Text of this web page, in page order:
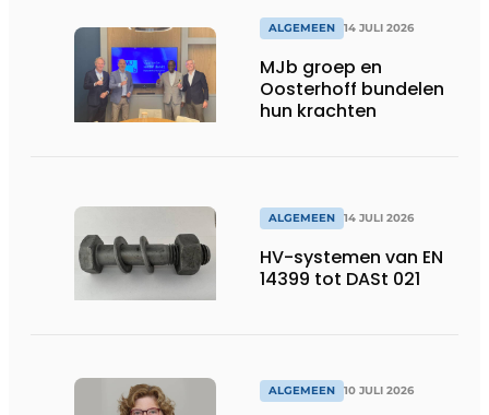
ALGEMEEN 14 JULI 2026
MJb groep en
Oosterhoff bundelen
hun krachten
ALGEMEEN 14 JULI 2026
HV-systemen van EN
14399 tot DASt 021
ALGEMEEN 10 JULI 2026